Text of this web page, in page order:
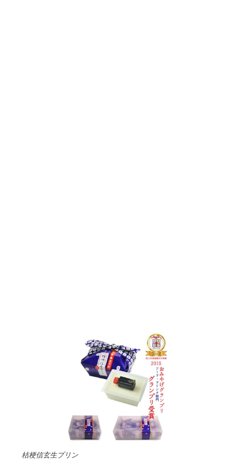
桔梗信玄生プリン